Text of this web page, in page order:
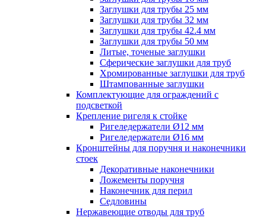
Заглушки для трубы 25 мм
Заглушки для трубы 32 мм
Заглушки для трубы 42.4 мм
Заглушки для трубы 50 мм
Литые, точеные заглушки
Сферические заглушки для труб
Хромированные заглушки для труб
Штампованные заглушки
Комплектующие для ограждений с
подсветкой
Крепление ригеля к стойке
Ригеледержатели Ø12 мм
Ригеледержатели Ø16 мм
Кронштейны для поручня и наконечники
стоек
Декоративные наконечники
Ложементы поручня
Наконечник для перил
Седловины
Нержавеющие отводы для труб